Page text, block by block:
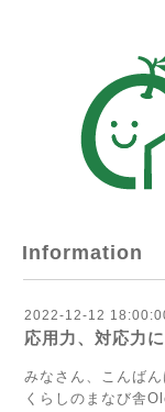
Information
2022-12-12
応用力、対応力
みなさん、こんばん
くらしのまなび舎